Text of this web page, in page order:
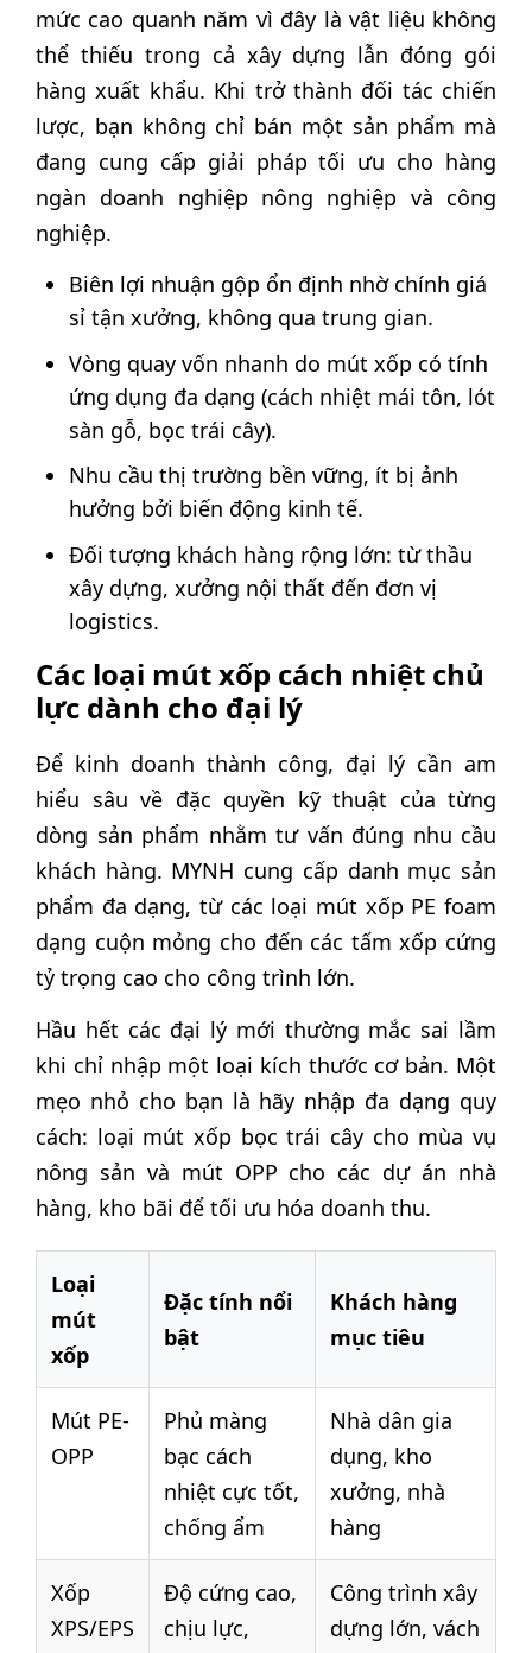
mức cao quanh năm vì đây là vật liệu không
thể thiếu trong cả xây dựng lẫn đóng gói
hàng xuất khẩu. Khi trở thành đối tác chiến
lược, bạn không chỉ bán một sản phẩm mà
đang cung cấp giải pháp tối ưu cho hàng
ngàn doanh nghiệp nông nghiệp và công
nghiệp.
Biên lợi nhuận gộp ổn định nhờ chính giá
sỉ tận xưởng, không qua trung gian.
Vòng quay vốn nhanh do mút xốp có tính
ứng dụng đa dạng (cách nhiệt mái tôn, lót
sàn gỗ, bọc trái cây).
Nhu cầu thị trường bền vững, ít bị ảnh
hưởng bởi biến động kinh tế.
Đối tượng khách hàng rộng lớn: từ thầu
xây dựng, xưởng nội thất đến đơn vị
logistics.
Các loại mút xốp cách nhiệt chủ
lực dành cho đại lý
Để kinh doanh thành công, đại lý cần am
hiểu sâu về đặc quyền kỹ thuật của từng
dòng sản phẩm nhằm tư vấn đúng nhu cầu
khách hàng. MYNH cung cấp danh mục sản
phẩm đa dạng, từ các loại mút xốp PE foam
dạng cuộn mỏng cho đến các tấm xốp cứng
tỷ trọng cao cho công trình lớn.
Hầu hết các đại lý mới thường mắc sai lầm
khi chỉ nhập một loại kích thước cơ bản. Một
mẹo nhỏ cho bạn là hãy nhập đa dạng quy
cách: loại mút xốp bọc trái cây cho mùa vụ
nông sản và mút OPP cho các dự án nhà
hàng, kho bãi để tối ưu hóa doanh thu.
Loại
mút
xốp
Đặc tính nổi
bật
Khách hàng
mục tiêu
Mút PE-
OPP
Phủ màng
bạc cách
nhiệt cực tốt,
chống ẩm
Nhà dân gia
dụng, kho
xưởng, nhà
hàng
Xốp
XPS/EPS
Độ cứng cao,
chịu lực,
Công trình xây
dựng lớn, vách